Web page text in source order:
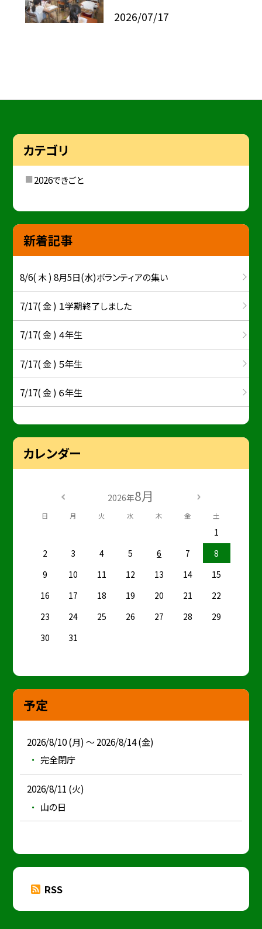
2026/07/17
カテゴリ
2026できごと
新着記事
8/6( 木 ) 8月5日(水)ボランティアの集い
7/17( 金 ) １学期終了しました
7/17( 金 ) ４年生
7/17( 金 ) ５年生
7/17( 金 ) ６年生
カレンダー
2026年8月
日 月 火 水 木 金 土
1
2
3 4 5 6 7
8
9
10 11 12 13 14
15
16
17 18 19 20 21
22
23
24 25 26 27 28
29
30
31
予定
2026/8/10 (月) ～ 2026/8/14 (金)
完全閉庁
2026/8/11 (火)
山の日
RSS